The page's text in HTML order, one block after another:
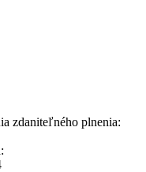
zdaniteľného plnenia: